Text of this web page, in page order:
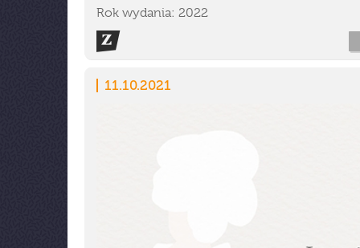
Rok wydania: 2022
11.10.2021